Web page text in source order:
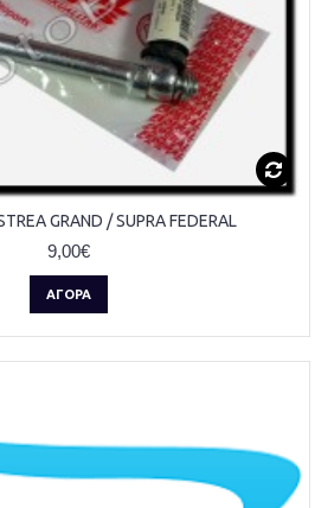
GRAND / SUPRA FEDERAL
9,00€
ΑΓΟΡΆ